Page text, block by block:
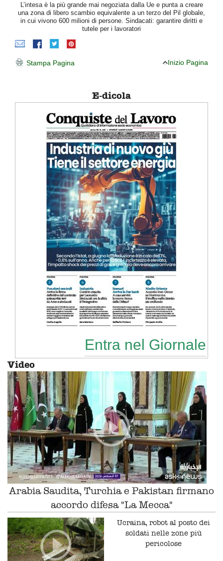
L’intesa è la più grande mai negoziata dalla Ue e punta a creare
una zona di libero scambio equivalente a un terzo del Pil globale,
in cui vivono 600 milioni di persone. Sindacati: garantire diritti e
tutele per i lavoratori
Stampa Pagina Inizio Pagina
E-dicola
Entra nel Giornale
Video
Arabia Saudita, Turchia e Pakistan firmano
accordo difesa "La Mecca"
Ucraina, robot al posto dei
soldati nelle zone più
pericolose